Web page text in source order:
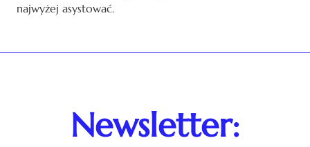
najwyżej asystować.
Newsletter: